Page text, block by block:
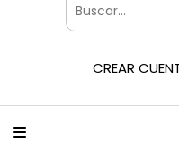
CREAR